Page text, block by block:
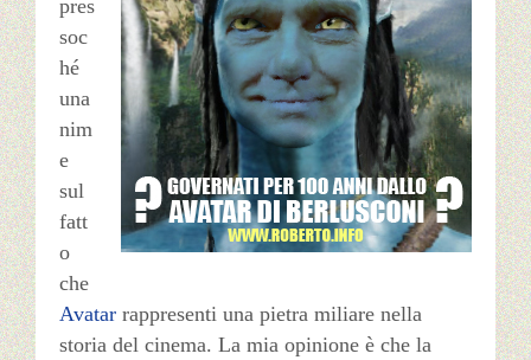
pres
soc
hé
una
nim
e
sul
fatt
o
che
Avatar rappresenti una pietra miliare nella
storia del cinema. La mia opinione è che la